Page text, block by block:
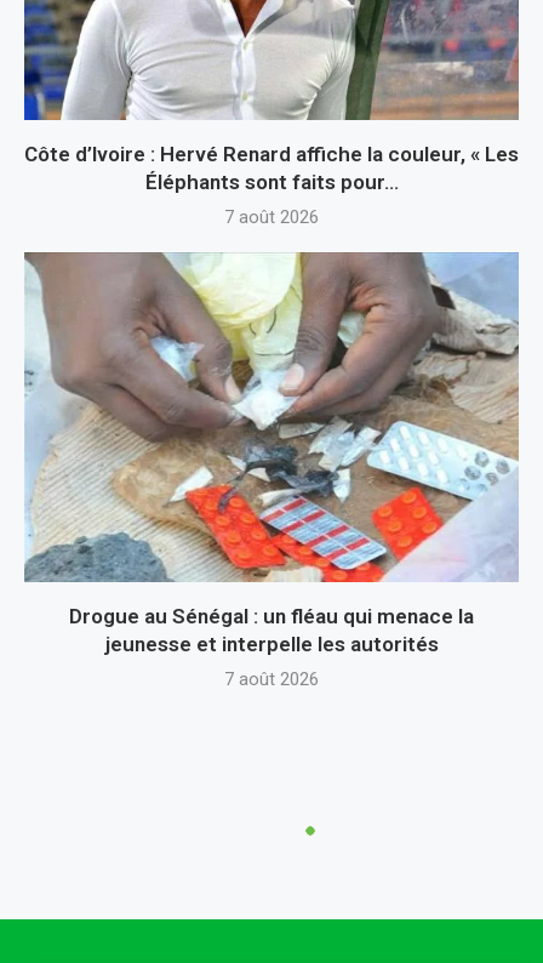
Côte d’Ivoire : Hervé Renard affiche la couleur, « Les
Éléphants sont faits pour...
7 août 2026
Drogue au Sénégal : un fléau qui menace la
jeunesse et interpelle les autorités
7 août 2026